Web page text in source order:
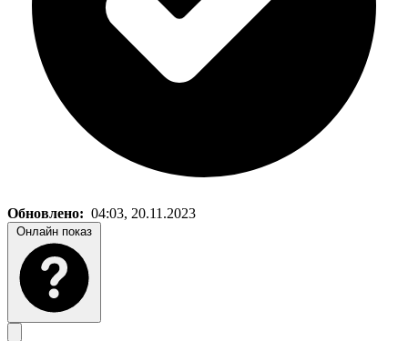
Обновлено: 04:03, 20.11.2023
Онлайн показ